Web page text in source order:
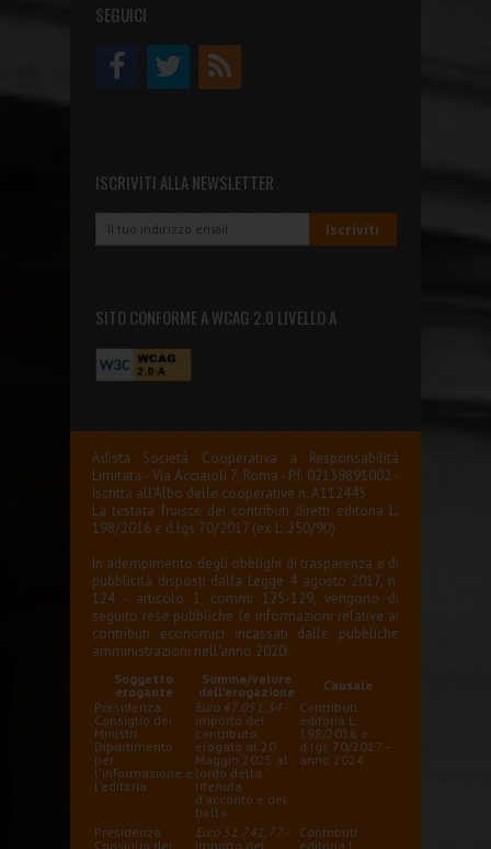
SEGUICI
ISCRIVITI ALLA NEWSLETTER
SITO CONFORME A WCAG 2.0 LIVELLO A
Adista Società Cooperativa a Responsabilità
Limitata - Via Acciaioli 7, Roma - P.I. 02139891002 -
Iscritta all'Albo delle cooperative n. A112445
La testata fruisce dei contributi diretti editoria L.
198/2016 e d.lgs 70/2017 (ex L. 250/90)
In adempimento degli obblighi di trasparenza e di
pubblicità disposti dalla Legge 4 agosto 2017, n.
124 - articolo 1, commi 125-129, vengono di
seguito rese pubbliche le informazioni relative ai
contributi economici incassati dalle pubbliche
amministrazioni nell'anno 2020:
Soggetto
erogante
Somma/valore
dell'erogazione
Causale
Presidenza
Consiglio dei
Ministri
Dipartimento
per
l'informazione e
l'editoria
Euro 47.051,34 -
importo del
contributo
erogato al 20
Maggio 2025 al
lordo della
ritenuta
d'acconto e del
bollo
Contributi
editoria L.
198/2016 e
d.lgs 70/2017 –
anno 2024
Presidenza
Consiglio dei
Euro 51.741,77 -
importo del
Contributi
editoria L.